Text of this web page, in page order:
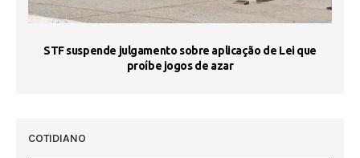
STF suspende julgamento sobre aplicação de Lei que
proíbe jogos de azar
COTIDIANO